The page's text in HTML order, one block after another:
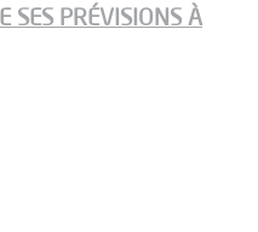
SES PRÉVISIONS À